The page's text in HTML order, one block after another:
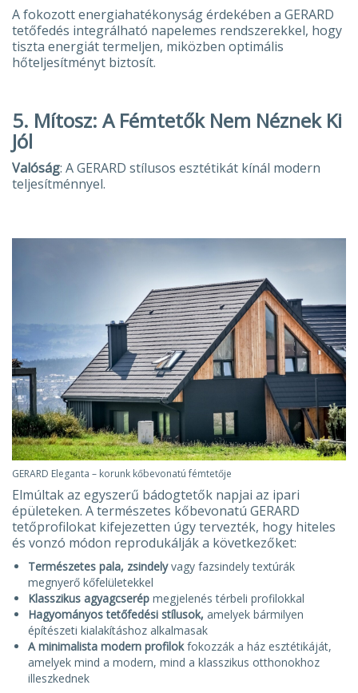
A fokozott energiahatékonyság érdekében a GERARD
tetőfedés integrálható napelemes rendszerekkel, hogy
tiszta energiát termeljen, miközben optimális
hőteljesítményt biztosít.
5. Mítosz: A Fémtetők Nem Néznek Ki
Jól
Valóság: A GERARD stílusos esztétikát kínál modern
teljesítménnyel.
GERARD Eleganta – korunk kőbevonatú fémtetője
Elmúltak az egyszerű bádogtetők napjai az ipari
épületeken. A természetes kőbevonatú GERARD
tetőprofilokat kifejezetten úgy tervezték, hogy hiteles
és vonzó módon reprodukálják a következőket:
Természetes pala, zsindelyvagy fazsindely textúrák
megnyerő kőfelületekkel
Klasszikus agyagcserép megjelenés térbeli profilokkal
Hagyományos tetőfedési stílusok, amelyek bármilyen
építészeti kialakításhoz alkalmasak
A minimalista modern profilokfokozzák a ház esztétikáját,
amelyek mind a modern, mind a klasszikus otthonokhoz
illeszkednek